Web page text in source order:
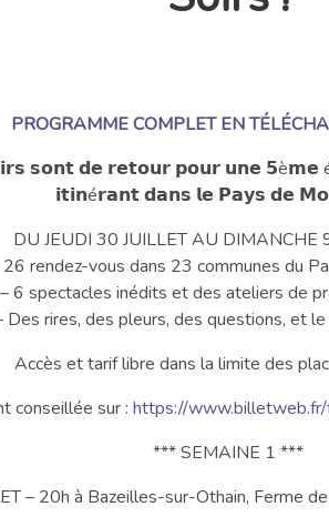
PROGRAMME COMPLET EN
𝘀𝗼𝗻𝘁 𝗱𝗲 𝗿𝗲𝘁𝗼𝘂𝗿 𝗽𝗼𝘂𝗿 𝘂𝗻𝗲 𝟱è𝗺𝗲
𝗶𝘁𝗶𝗻é𝗿𝗮𝗻𝘁 𝗱𝗮𝗻𝘀 𝗹𝗲 𝗣𝗮𝘆𝘀 𝗱𝗲
DU JEUDI 30 JUILLET AU DIMANCHE
26 rendez-vous dans 23 communes du
– 6 spectacles inédits et des ateliers de
Des rires, des pleurs, des questions, et le
Accès et tarif libre dans la limite des
conseillée sur : https://
*** SEMAINE 1 ***
– 20h à Bazeilles-sur-Othain, Ferme